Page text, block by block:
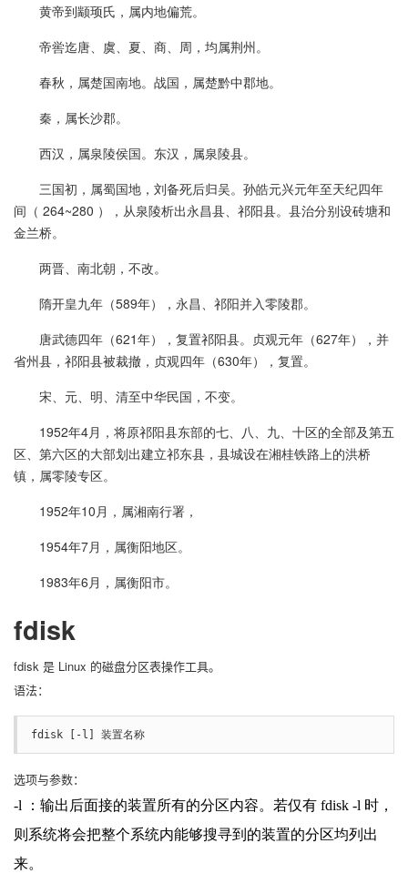
黄帝到颛顼氏，属内地偏荒。
帝喾迄唐、虞、夏、商、周，均属荆州。
春秋，属楚国南地。战国，属楚黔中郡地。
秦，属长沙郡。
西汉，属泉陵侯国。东汉，属泉陵县。
三国初，属蜀国地，刘备死后归吴。孙皓元兴元年至天纪四年
间（ 264~280 ），从泉陵析出永昌县、祁阳县。县治分别设砖塘和
金兰桥。
两晋、南北朝，不改。
隋开皇九年（589年），永昌、祁阳并入零陵郡。
唐武德四年（621年），复置祁阳县。贞观元年（627年），并
省州县，祁阳县被裁撤，贞观四年（630年），复置。
宋、元、明、清至中华民国，不变。
1952年4月，将原祁阳县东部的七、八、九、十区的全部及第五
区、第六区的大部划出建立祁东县，县城设在湘桂铁路上的洪桥
镇，属零陵专区。
1952年10月，属湘南行署，
1954年7月，属衡阳地区。
1983年6月，属衡阳市。
fdisk
fdisk 是 Linux 的磁盘分区表操作工具。
语法：
fdisk [-l] 装置名称
选项与参数：
-l ：输出后面接的装置所有的分区内容。若仅有 fdisk -l 时，
则系统将会把整个系统内能够搜寻到的装置的分区均列出
来。